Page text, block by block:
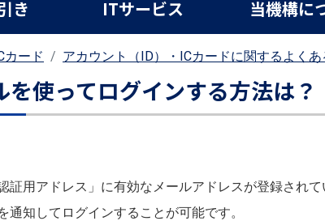
き ITサービス 当機構に
カード アカウント（ID）・ICカードに関するよくあ
を使ってログインする方法は？
証用アドレス」に有効なメールアドレスが登録され
通知してログインすることが可能です。